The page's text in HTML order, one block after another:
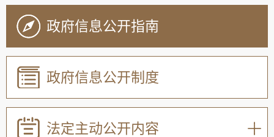
政府信息公开指南
政府信息公开制度
法定主动公开内容